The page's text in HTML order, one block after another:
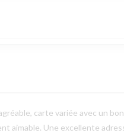
carte variée avec un
aimable. Une excellente